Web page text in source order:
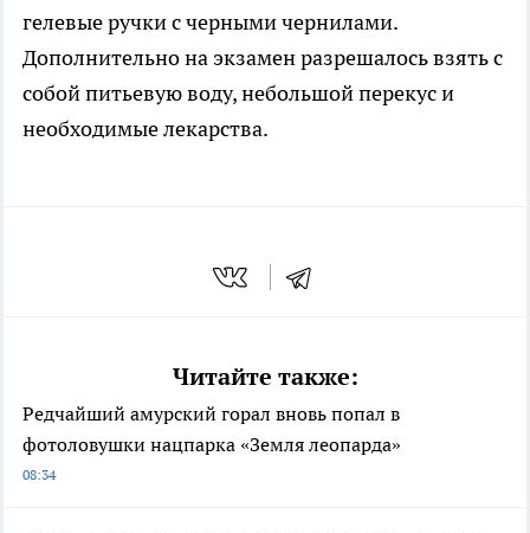
гелевые ручки с черными чернилами.
Дополнительно на экзамен разрешалось взять с
собой питьевую воду, небольшой перекус и
необходимые лекарства.
Читайте также:
Редчайший амурский горал вновь попал в
фотоловушки нацпарка «Земля леопарда»
08:34